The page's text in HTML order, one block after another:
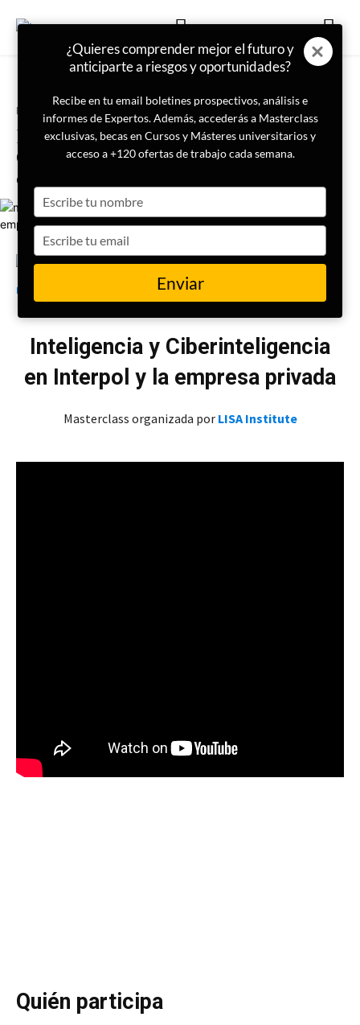
Portada
Masterclass | Inteligencia y
Ciberinteligencia en Interpol y la
empresa privada
Inteligencia y Ciberinteligencia
en Interpol y la empresa privada
Masterclass organizada por LISA Institute
Quién participa
¿Quieres comprender mejor el futuro y
anticiparte a riesgos y oportunidades?
Recibe en tu email boletines prospectivos, análisis e
informes de Expertos. Además, accederás a Masterclass
exclusivas, becas en Cursos y Másteres universitarios y
acceso a +120 ofertas de trabajo cada semana.
your
name
your
email
Enviar